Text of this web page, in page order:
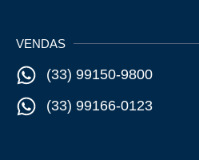
VENDAS
(33) 99150-9800
(33) 99166-0123